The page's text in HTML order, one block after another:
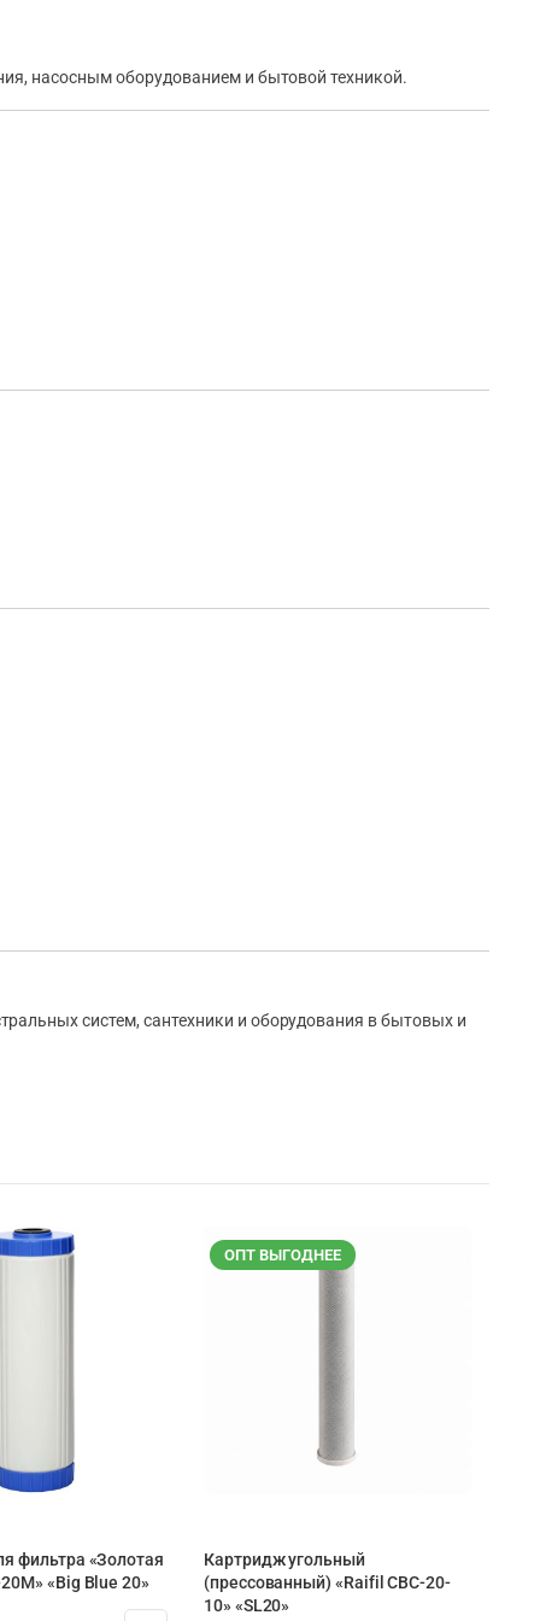
насосным оборудованием и бытовой техникой.
систем, сантехники и оборудования в бытовых и
фильтра «Золотая
«Big Blue 20»
ОПТ ВЫГОДНЕЕ
Картридж угольный
(прессованный) «Raifil CBC-20-
10» «SL20»